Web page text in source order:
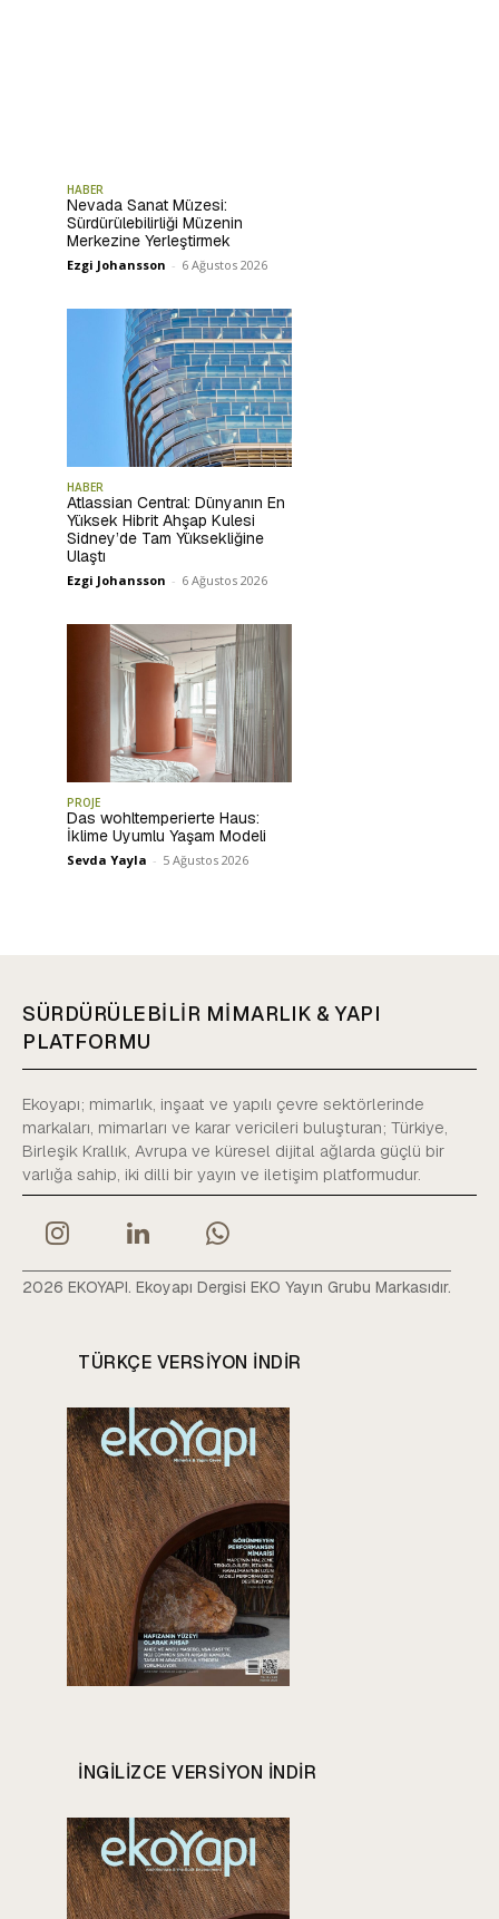
HABER
Nevada Sanat Müzesi:
Sürdürülebilirliği Müzenin
Merkezine Yerleştirmek
Ezgi Johansson - 6 Ağustos 2026
HABER
Atlassian Central: Dünyanın En
Yüksek Hibrit Ahşap Kulesi
Sidney’de Tam Yüksekliğine
Ulaştı
Ezgi Johansson - 6 Ağustos 2026
PROJE
Das wohltemperierte Haus:
İklime Uyumlu Yaşam Modeli
Sevda Yayla - 5 Ağustos 2026
SÜRDÜRÜLEBİLİR MİMARLIK & YAPI
PLATFORMU
Ekoyapı; mimarlık, inşaat ve yapılı çevre sektörlerinde
markaları, mimarları ve karar vericileri buluşturan; Türkiye,
Birleşik Krallık, Avrupa ve küresel dijital ağlarda güçlü bir
varlığa sahip, iki dilli bir yayın ve iletişim platformudur.
2026 EKOYAPI. Ekoyapı Dergisi EKO Yayın Grubu Markasıdır.
TÜRKÇE VERSIYON INDIR
INGILIZCE VERSIYON INDIR